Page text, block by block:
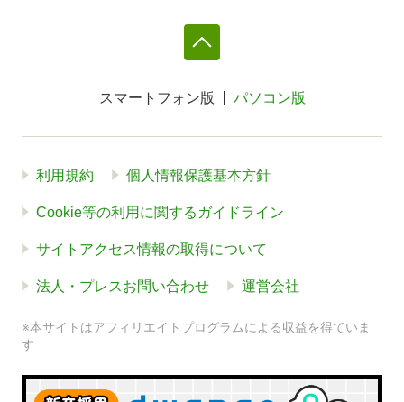
スマートフォン版 パソコン版
利用規約 個人情報保護基本方針
Cookie等の利用に関するガイドライン
サイトアクセス情報の取得について
法人・プレスお問い合わせ 運営会社
※本サイトはアフィリエイトプログラムによる収益を得ていま
す